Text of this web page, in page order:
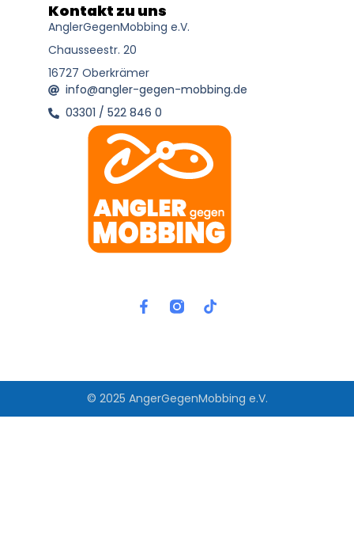
Kontakt zu uns
AnglerGegenMobbing e.V.
Chausseestr. 20
16727 Oberkrämer
info@angler-gegen-mobbing.de
03301 / 522 846 0
© 2025 AngerGegenMobbing e.V.